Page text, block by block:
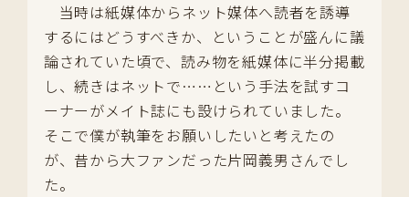
当時は紙媒体からネット媒体へ読者を誘導
するにはどうすべきか、ということが盛んに議
論されていた頃で、読み物を紙媒体に半分掲載
し、続きはネットで……という手法を試すコ
ーナーがメイト誌にも設けられていました。
そこで僕が執筆をお願いしたいと考えたの
が、昔から大ファンだった片岡義男さんでし
た。